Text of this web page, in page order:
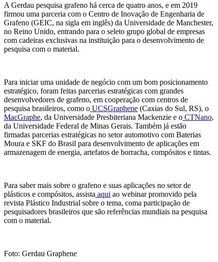
A Gerdau pesquisa grafeno há cerca de quatro anos, e em 2019
firmou uma parceria com o Centro de Inovação de Engenharia de
Grafeno (GEIC, na sigla em inglês) da Universidade de Manchester,
no Reino Unido, entrando para o seleto grupo global de empresas
com cadeiras exclusivas na instituição para o desenvolvimento de
pesquisa com o material.
Para iniciar uma unidade de negócio com um bom posicionamento
estratégico, foram feitas parcerias estratégicas com grandes
desenvolvedores de grafeno, em cooperação com centros de
pesquisa brasileiros, como o UCSGraphene (Caxias do Sul, RS), o
MacGraphe, da Universidade Presbiteriana Mackenzie e o CTNano,
da Universidade Federal de Minas Gerais. Também já estão
firmadas parcerias estratégicas no setor automotivo com Baterias
Moura e SKF do Brasil para desenvolvimento de aplicações em
armazenagem de energia, artefatos de borracha, compósitos e tintas.
Para saber mais sobre o grafeno e suas aplicações no setor de
plásticos e compósitos, assista aqui ao webinar promovido pela
revista Plástico Industrial sobre o tema, coma participação de
pesquisadores brasileiros que são referências mundiais na pesquisa
com o material.
Foto: Gerdau Graphene